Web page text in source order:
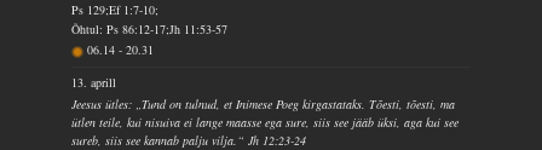
Ps 129;Ef 1:7-10;
Õhtul: Ps 86:12-17;Jh 11:53-57
06.14-20.31
13. aprill
Jeesus ütles: „Tund on tulnud, et Inimese Poeg kirgastataks. Tõesti, tõesti, ma
ütlen teile, kui nisuiva ei lange maasse ega sure, siis see jääb üksi, aga kui see
sureb, siis see kannab palju vilja.“ Jh 12:23-24